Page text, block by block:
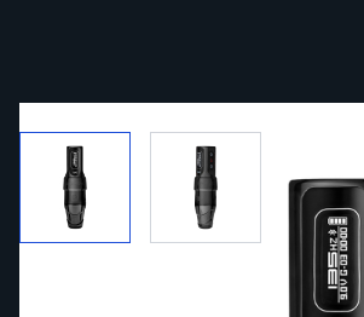
View larger imageView larger image